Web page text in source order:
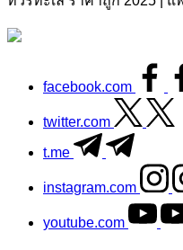
facebook.com
twitter.com
t.me
instagram.com
youtube.com